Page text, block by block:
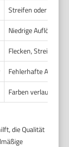
Streifen oder
Niedrige Auflösung,
Flecken, Streifen,
Fehlerhafte
Farben verlaufen,
die Qualität